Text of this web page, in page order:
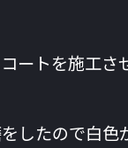
ートを施工さ
したので白色